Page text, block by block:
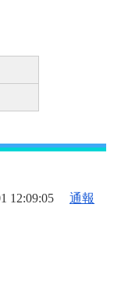
12:09:05 通報